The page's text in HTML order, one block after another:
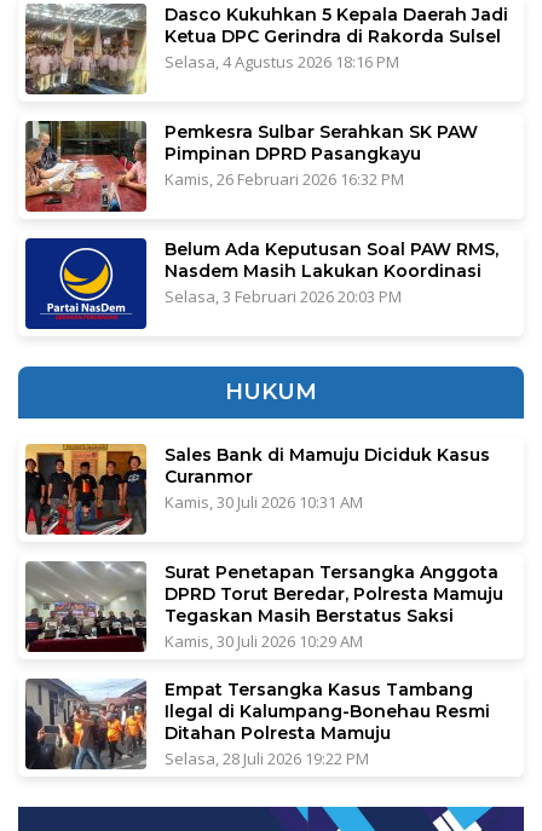
Dasco Kukuhkan 5 Kepala Daerah Jadi
Ketua DPC Gerindra di Rakorda Sulsel
Selasa, 4 Agustus 2026 18:16 PM
Pemkesra Sulbar Serahkan SK PAW
Pimpinan DPRD Pasangkayu
Kamis, 26 Februari 2026 16:32 PM
Belum Ada Keputusan Soal PAW RMS,
Nasdem Masih Lakukan Koordinasi
Selasa, 3 Februari 2026 20:03 PM
HUKUM
Sales Bank di Mamuju Diciduk Kasus
Curanmor
Kamis, 30 Juli 2026 10:31 AM
Surat Penetapan Tersangka Anggota
DPRD Torut Beredar, Polresta Mamuju
Tegaskan Masih Berstatus Saksi
Kamis, 30 Juli 2026 10:29 AM
Empat Tersangka Kasus Tambang
Ilegal di Kalumpang-Bonehau Resmi
Ditahan Polresta Mamuju
Selasa, 28 Juli 2026 19:22 PM